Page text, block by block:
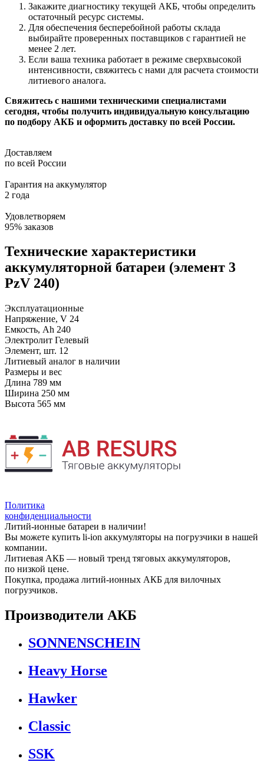
Закажите диагностику текущей АКБ, чтобы определить
остаточный ресурс системы.
Для обеспечения бесперебойной работы склада
выбирайте проверенных поставщиков с гарантией не
менее 2 лет.
Если ваша техника работает в режиме сверхвысокой
интенсивности, свяжитесь с нами для расчета стоимости
литиевого аналога.
Свяжитесь с нашими техническими специалистами
сегодня, чтобы получить индивидуальную консультацию
по подбору АКБ и оформить доставку по всей России.
Доставляем
по всей России
Гарантия на аккумулятор
2 года
Удовлетворяем
95% заказов
Технические характеристики
аккумуляторной батареи (элемент 3
PzV 240)
Эксплуатационные
Напряжение, V 24
Емкость, Ah 240
Электролит Гелевый
Элемент, шт. 12
Литиевый аналог в наличии
Размеры и вес
Длина 789 мм
Ширина 250 мм
Высота 565 мм
Политика
конфиденциальности
Литий-ионные батареи в наличии!
Вы можете купить li-ion аккумуляторы на погрузчики в нашей
компании.
Литиевая АКБ — новый тренд тяговых аккумуляторов,
по низкой цене.
Покупка, продажа литий-ионных АКБ для вилочных
погрузчиков.
Производители АКБ
SONNENSCHEIN
Heavy Horse
Hawker
Classic
SSK